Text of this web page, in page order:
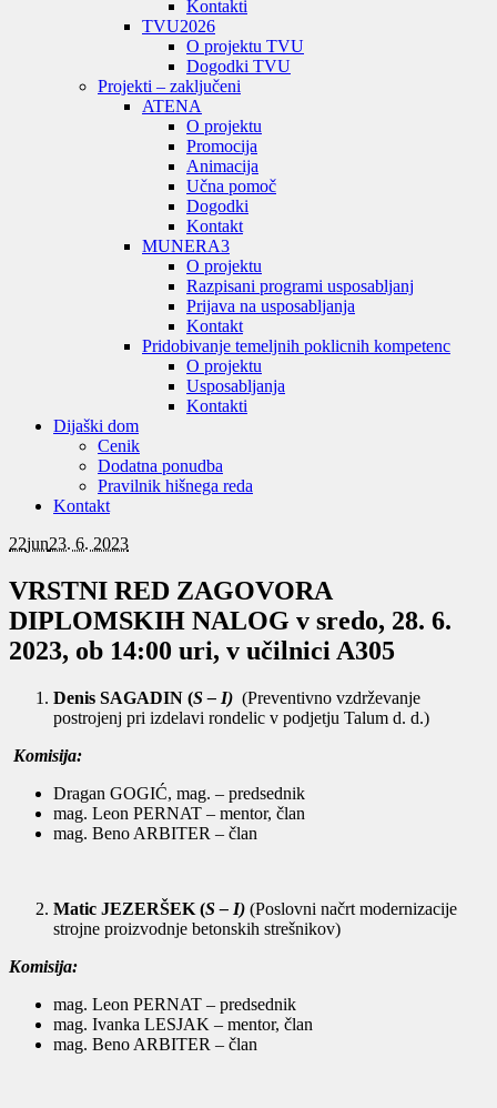
Kontakti
TVU2026
O projektu TVU
Dogodki TVU
Projekti – zaključeni
ATENA
O projektu
Promocija
Animacija
Učna pomoč
Dogodki
Kontakt
MUNERA3
O projektu
Razpisani programi usposabljanj
Prijava na usposabljanja
Kontakt
Pridobivanje temeljnih poklicnih kompetenc
O projektu
Usposabljanja
Kontakti
Dijaški dom
Cenik
Dodatna ponudba
Pravilnik hišnega reda
Kontakt
22jun23. 6. 2023
VRSTNI RED ZAGOVORA
DIPLOMSKIH NALOG v sredo, 28. 6.
2023, ob 14:00 uri, v učilnici A305
Denis SAGADIN (S – I) (Preventivno vzdrževanje
postrojenj pri izdelavi rondelic v podjetju Talum d. d.)
Komisija:
Dragan GOGIĆ, mag. – predsednik
mag. Leon PERNAT – mentor, član
mag. Beno ARBITER – član
Matic JEZERŠEK (S – I) (Poslovni načrt modernizacije
strojne proizvodnje betonskih strešnikov)
Komisija:
mag. Leon PERNAT – predsednik
mag. Ivanka LESJAK – mentor, član
mag. Beno ARBITER – član